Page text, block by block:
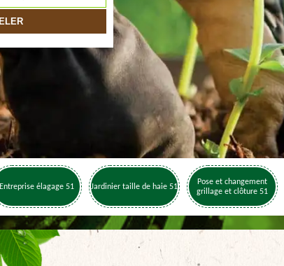
Entreprise élagage 51 Jardinier taille de haie 51
Pose et changement
grillage et clôture 51